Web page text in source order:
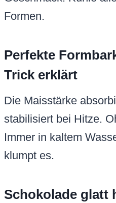
Formen.
Perfekte
Trick erklärt
Die Maisstärke
stabilisiert bei Hitze.
Immer in kaltem
klumpt es.
Schokolade glatt